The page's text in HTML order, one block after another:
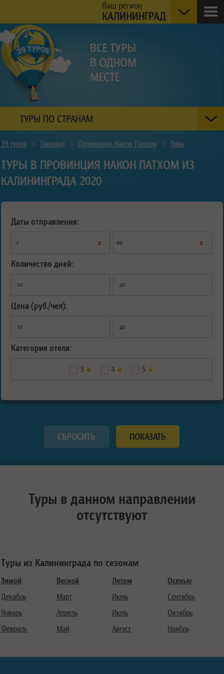
Ваш регион
КАЛИНИНГРАД
ТУРЫ ПО СТРАНАМ
39 туров > Таиланд > Провинция Након Патхом > Туры
ТУРЫ В ПРОВИНЦИЯ НАКОН ПАТХОМ ИЗ
КАЛИНИНГРАДА 2020
Даты отправления:
с х по х
Количество дней:
от до
Цена (руб./чел):
от до
Категория отеля:
3 4 5
Туры в данном направлении
отсутствуют
Туры из Калининграда по сезонам
Зимой
Декабрь
Январь
Февраль
Весной
Март
Апрель
Май
Летом
Июнь
Июль
Август
Осенью
Сентябрь
Октябрь
Ноябрь